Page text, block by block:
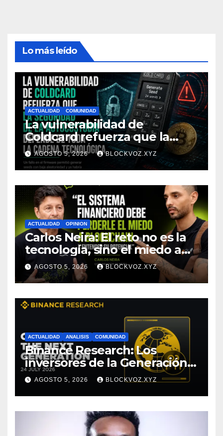
Lo más leído
ACTUALIDAD COMUNIDAD
La vulnerabilidad de
Coldcard refuerza que la
seguridad de la autocustodia
depende de toda la cadena
tecnológica, afirma CoinEx
Research
AGOSTO 5, 2026 BLOCKVOZ.XYZ
ACTUALIDAD OPINION
Carlos Neira: El reto no es la
tecnología, sino el miedo a
entenderla
AGOSTO 5, 2026 BLOCKVOZ.XYZ
ACTUALIDAD ANALISIS COMUNIDAD
Binance Research: Los
inversores de la Generación Z
empiezan más jóvenes y
muestran mayor disciplina
financiera
AGOSTO 5, 2026 BLOCKVOZ.XYZ